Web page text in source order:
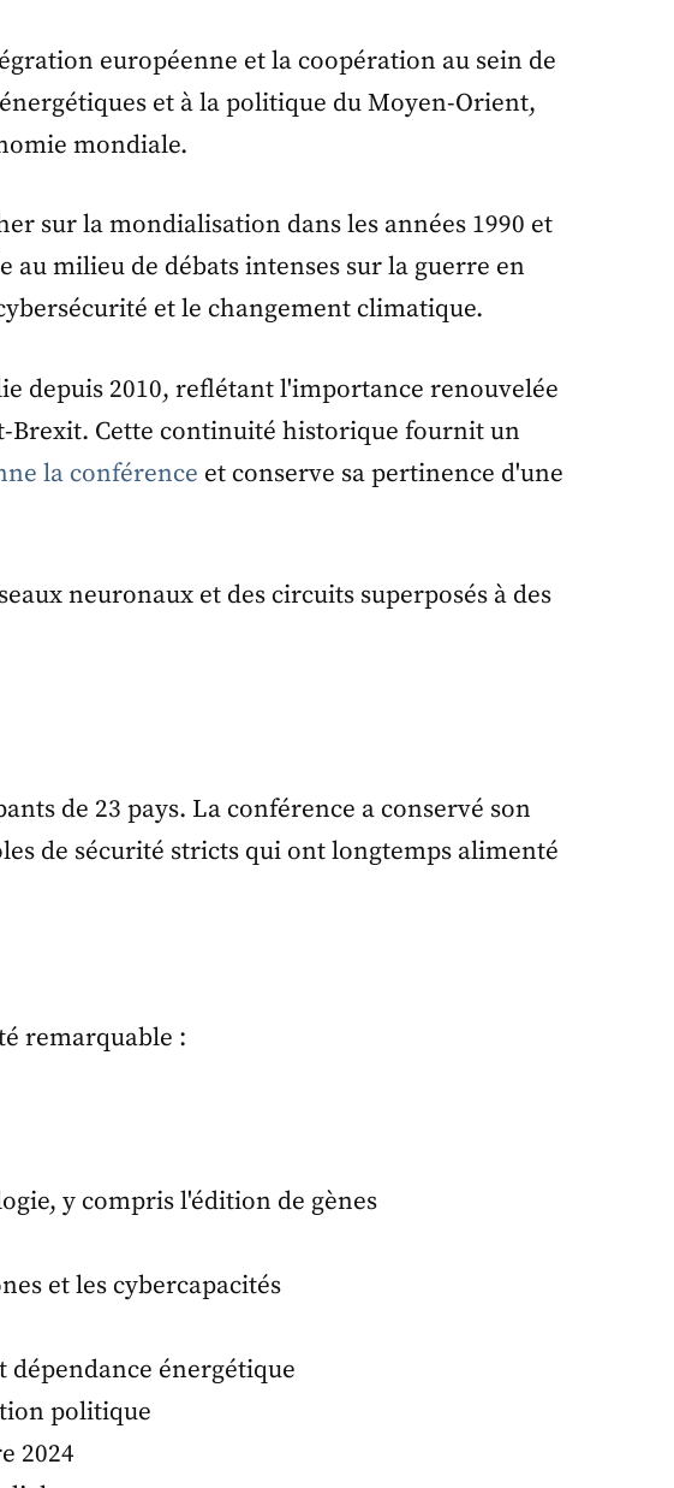
européenne et la coopération au sein de
et à la politique du Moyen-Orient,
mondiale.
sur la mondialisation dans les années 1990 et
au milieu de débats intenses sur la guerre en
et le changement climatique.
depuis 2010, reflétant l'importance renouvelée
Brexit. Cette continuité historique fournit un
la conférence et conserve sa pertinence d'une
de 23 pays. La conférence a conservé son
de sécurité stricts qui ont longtemps alimenté
remarquable :
y compris l'édition de gènes
et les cybercapacités
dépendance énergétique
politique
2024